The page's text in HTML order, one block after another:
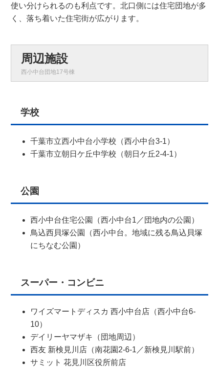
使い分けられるのも利点です。北口側には住宅団地が多
く、落ち着いた住宅街が広がります。
周辺施設
西小中台団地17号棟
学校
千葉市立西小中台小学校（西小中台3-1）
千葉市立朝日ケ丘中学校（朝日ケ丘2-4-1）
公園
西小中台住宅公園（西小中台1／団地内の公園）
鳥込西貝塚公園（西小中台。地域に残る鳥込貝塚
にちなむ公園）
スーパー・コンビニ
ワイズマートディスカ 西小中台店（西小中台6-
10）
デイリーヤマザキ（団地周辺）
西友 新検見川店（南花園2-6-1／新検見川駅前）
サミット 花見川区役所前店